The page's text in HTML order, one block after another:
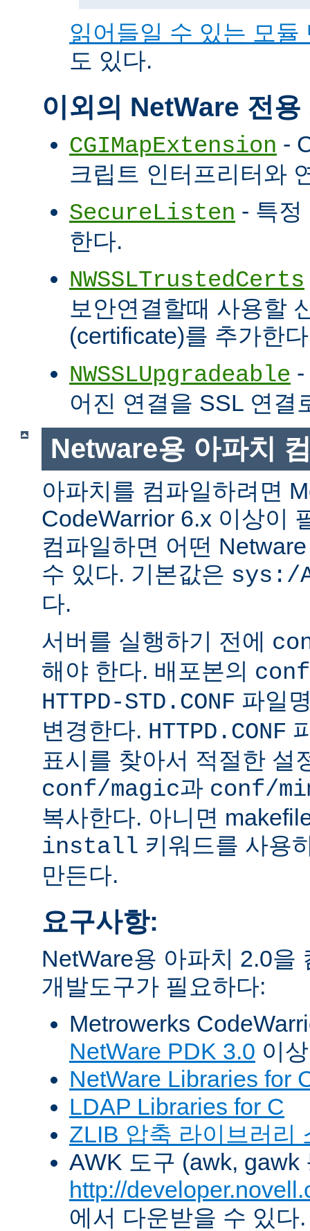
읽어들일 수 있는 모듈
도 있다.
이외의 NetWare 전
CGIMapExtension -
크립트 인터프리터와
SecureListen - 특정
한다.
NWSSLTrustedCerts
보안연결할때 사용할
(certificate)를 추가한
NWSSLUpgradeable
어진 연결을 SSL 연결
Netware용 아파치
아파치를 컴파일하려면
CodeWarrior 6.x 이상이
컴파일하면 어떤
수 있다. 기본값은 sys:/
다.
서버를 실행하기 전에
해야 한다. 배포본의 conf
HTTPD-STD.CONF 파일
변경한다. HTTPD.CONF
표시를 찾아서 적절한 설
conf/magic과 conf/
복사한다. 아니면
install 키워드를 사용
만든다.
요구사항:
NetWare용 아파치 2.0을
개발도구가 필요하다:
Metrowerks
NetWare PDK 3.0 이
NetWare Libraries for
LDAP Libraries for C
ZLIB 압축 라이브러리
AWK 도구 (awk, gawk
http://
에서 다운받을 수 있